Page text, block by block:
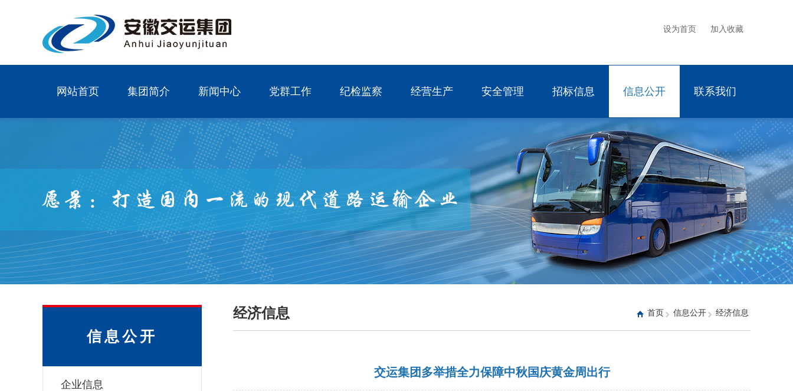
加入收藏
设为首页
网站首页 集团简介 新闻中心 党群工作 纪检监察 经营生产 安全管理 招标信息 信息公开 联系我们
信息公开
企业信息
经济信息 首页 信息公开 经济信息
交运集团多举措全力保障中秋国庆黄金周出行